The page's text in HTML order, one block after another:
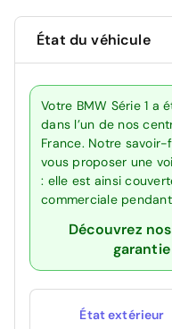
État du véhicule
Votre BMW Série 1 a
dans l’un de nos
France. Notre
vous proposer une
: elle est ainsi
commerciale pendant
Découvrez
État extérieur